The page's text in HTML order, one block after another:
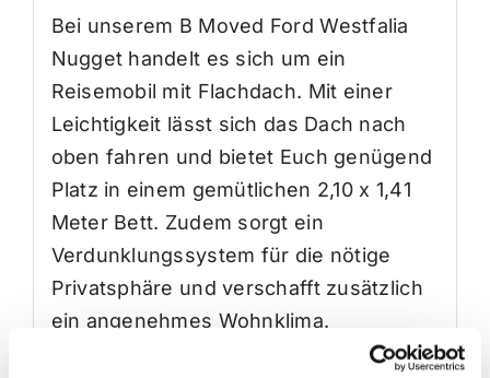
Bei unserem B Moved Ford Westfalia
Nugget handelt es sich um ein
Reisemobil mit Flachdach. Mit einer
Leichtigkeit lässt sich das Dach nach
oben fahren und bietet Euch genügend
Platz in einem gemütlichen 2,10 x 1,41
Meter Bett. Zudem sorgt ein
Verdunklungssystem für die nötige
Privatsphäre und verschafft zusätzlich
ein angenehmes Wohnklima.